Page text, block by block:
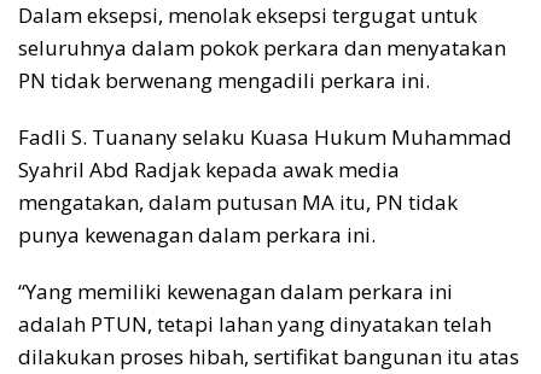
Dalam eksepsi, menolak eksepsi tergugat untuk
seluruhnya dalam pokok perkara dan menyatakan
PN tidak berwenang mengadili perkara ini.
Fadli S. Tuanany selaku Kuasa Hukum Muhammad
Syahril Abd Radjak kepada awak media
mengatakan, dalam putusan MA itu, PN tidak
punya kewenagan dalam perkara ini.
“Yang memiliki kewenagan dalam perkara ini
adalah PTUN, tetapi lahan yang dinyatakan telah
dilakukan proses hibah, sertifikat bangunan itu atas